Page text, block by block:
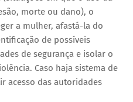
morte ou dano), o
a mulher, afastá-la do
de possíveis
de segurança e isolar o
Caso haja sistema de
acesso das autoridades